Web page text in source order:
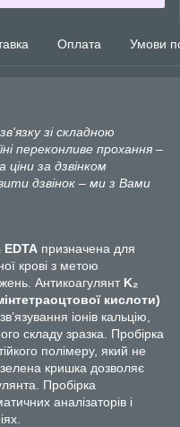
Оплата Умови
зі складною
переконливе прохання –
за дзвінком
дзвінок – ми з Вами
призначена для
крові з метою
Антикоагулянт K₂
кислоти)
іонів кальцію,
складу зразка. Пробірка
полімеру, який не
кришка дозволяє
Пробірка
аналізаторів і